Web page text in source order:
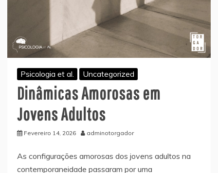
Psicologia et al. Uncategorized
Dinâmicas Amorosas em
Jovens Adultos
Fevereiro 14, 2026 adminotorgador
As configurações amorosas dos jovens adultos na
contemporaneidade passaram por uma